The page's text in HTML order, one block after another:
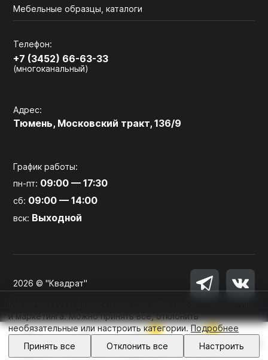
Главная Каталог Избранное
0
Корзина
0
Войти
Мебельные образцы, каталоги
Телефон:
+7 (3452) 66-63-33
(многоканальный)
Адрес:
Тюмень, Московский тракт, 136/9
График работы:
пн-пт: 09:00 — 17:30
сб: 09:00 — 14:00
вск: Выходной
2026 © "Квадрат"
и маркетинга. Можно принять все, отклонить
необязательные или настроить категории.Подробнее
Принять все
Отклонить все Настроить